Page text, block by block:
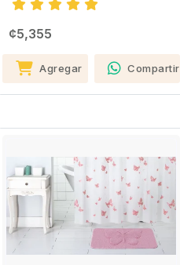
¢5,355
Agregar Compartir